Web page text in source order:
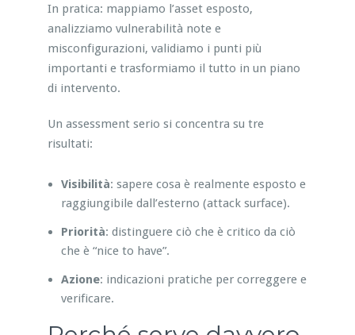
In pratica: mappiamo l’asset esposto,
analizziamo vulnerabilità note e
misconfigurazioni, validiamo i punti più
importanti e trasformiamo il tutto in un piano
di intervento.
Un assessment serio si concentra su tre
risultati:
Visibilità: sapere cosa è realmente esposto e
raggiungibile dall’esterno (attack surface).
Priorità: distinguere ciò che è critico da ciò
che è “nice to have”.
Azione: indicazioni pratiche per correggere e
verificare.